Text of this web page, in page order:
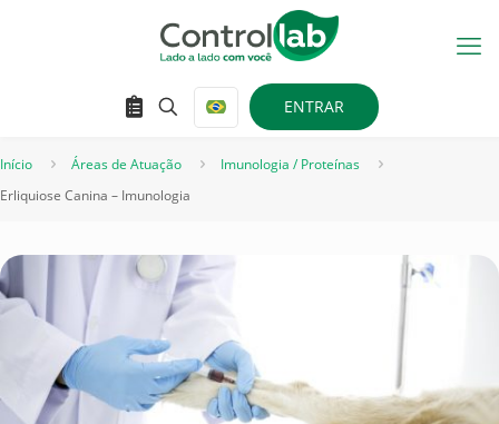
ENTRAR
Início Áreas de Atuação
Imunologia / Proteínas
Erliquiose Canina – Imunologia